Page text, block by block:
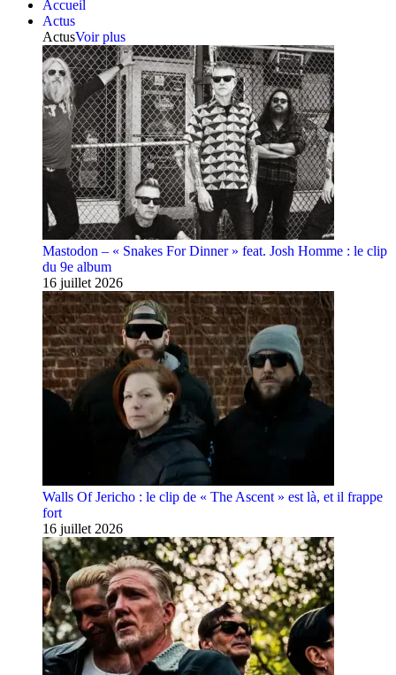
Accueil
Actus
ActusVoir plus
Mastodon – « Snakes For Dinner » feat. Josh Homme : le clip
du 9e album
16 juillet 2026
Walls Of Jericho : le clip de « The Ascent » est là, et il frappe
fort
16 juillet 2026